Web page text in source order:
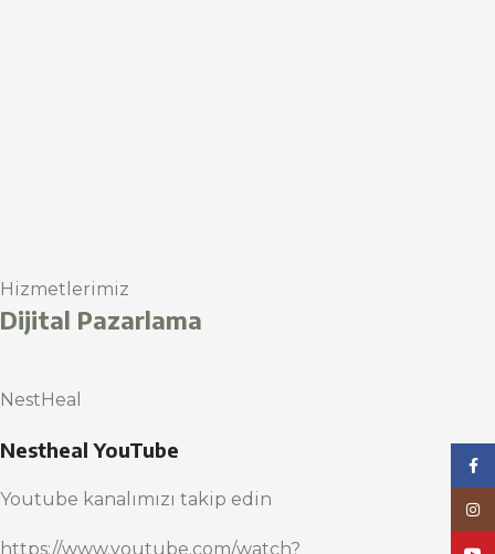
Hizmetlerimiz
Dijital Pazarlama
NestHeal
Nestheal YouTube
Youtube kanalımızı takip edin
https://www.youtube.com/watch?